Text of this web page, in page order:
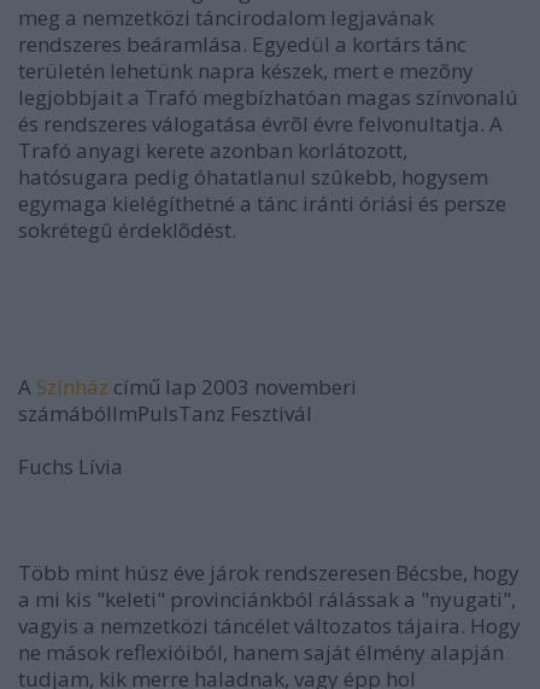
meg a nemzetközi táncirodalom legjavának
rendszeres beáramlása. Egyedül a kortárs tánc
területén lehetünk napra készek, mert e mezõny
legjobbjait a Trafó megbízhatóan magas színvonalú
és rendszeres válogatása évrõl évre felvonultatja. A
Trafó anyagi kerete azonban korlátozott,
hatósugara pedig óhatatlanul szûkebb, hogysem
egymaga kielégíthetné a tánc iránti óriási és persze
sokrétegû érdeklõdést.
A Színház című lap 2003 novemberi
számábólImPulsTanz Fesztivál
Fuchs Lívia
Több mint húsz éve járok rendszeresen Bécsbe, hogy
a mi kis "keleti" provinciánkból rálássak a "nyugati",
vagyis a nemzetközi táncélet változatos tájaira. Hogy
ne mások reflexióiból, hanem saját élmény alapján
tudjam, kik merre haladnak, vagy épp hol